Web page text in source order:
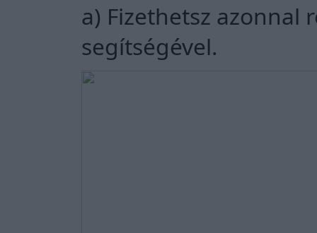
a) Fizethetsz azonnal
segítségével.